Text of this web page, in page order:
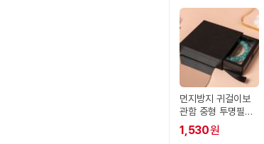
먼지방지 귀걸이보
관함 중형 투명필름
액세서리정리함 거
치대
1,530원